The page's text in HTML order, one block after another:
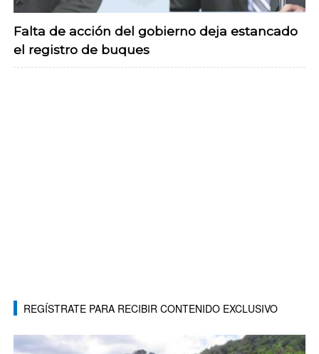
Falta de acción del gobierno deja estancado
el registro de buques
REGÍSTRATE PARA RECIBIR CONTENIDO EXCLUSIVO